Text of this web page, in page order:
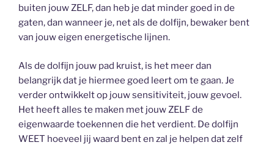
buiten jouw ZELF, dan heb je dat minder goed in de
gaten, dan wanneer je, net als de dolfijn, bewaker bent
van jouw eigen energetische lijnen.
Als de dolfijn jouw pad kruist, is het meer dan
belangrijk dat je hiermee goed leert om te gaan. Je
verder ontwikkelt op jouw sensitiviteit, jouw gevoel.
Het heeft alles te maken met jouw ZELF de
eigenwaarde toekennen die het verdient. De dolfijn
WEET hoeveel jij waard bent en zal je helpen dat zelf